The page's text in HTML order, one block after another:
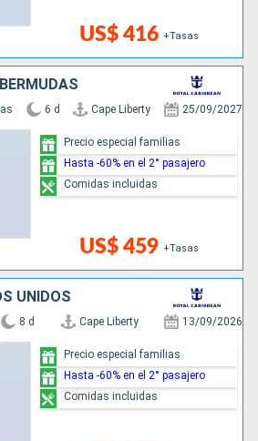
US$ 416 +Tasas
6 d Cape Liberty 25/09/2027
US$ 459 +Tasas
Precio especial familias
Hasta -60% en el 2° pasajero
Comidas incluidas
UNIDOS
8 d Cape Liberty 13/09/2026
Precio especial familias
Hasta -60% en el 2° pasajero
Comidas incluidas